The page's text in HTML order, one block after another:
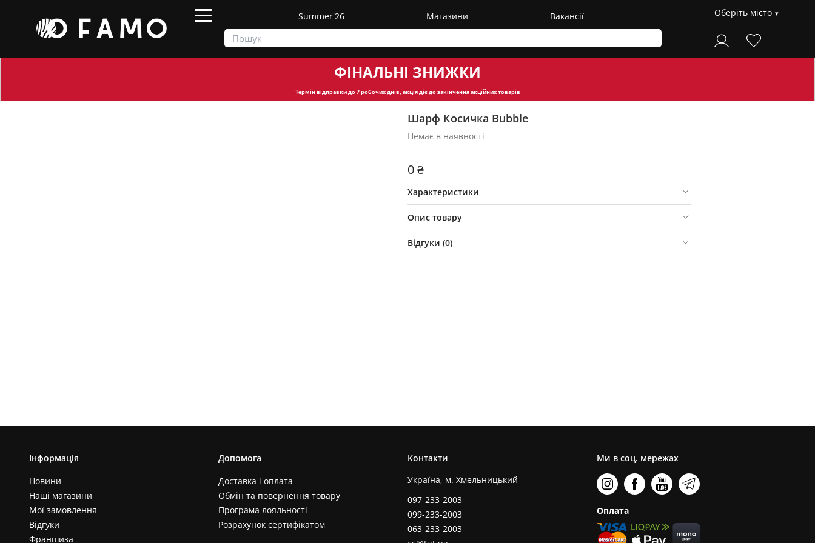
Summer'26 Магазини Вакансії Оберіть місто
ФІНАЛЬНІ ЗНИЖКИ
Термін відправкидо 7 робочих днів, акція діє до закінчення акційних товарів
Шарф Косичка Bubble
Немає в наявності
0 ₴
Характеристики
Опис товару
Відгуки (0)
Інформація
Новини
Наші магазини
Мої замовлення
Відгуки
Франшиза
Допомога
Доставка і оплата
Обмін та повернення товару
Програма лояльності
Розрахунок сертифікатом
Контакти
Україна, м. Хмельницький
097-233-2003
099-233-2003
063-233-2003
Ми в соц. мережах
Оплата